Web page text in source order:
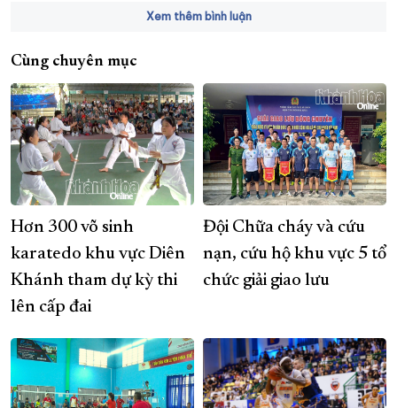
Xem thêm bình luận
Cùng chuyên mục
Hơn 300 võ sinh
karatedo khu vực Diên
Khánh tham dự kỳ thi
lên cấp đai
Đội Chữa cháy và cứu
nạn, cứu hộ khu vực 5 tổ
chức giải giao lưu